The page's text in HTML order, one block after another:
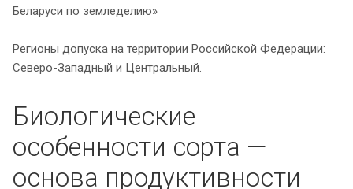
Беларуси по земледелию»
Регионы допуска на территории Российской Федерации:
Северо-Западный и Центральный.
Биологические
особенности сорта —
основа продуктивности